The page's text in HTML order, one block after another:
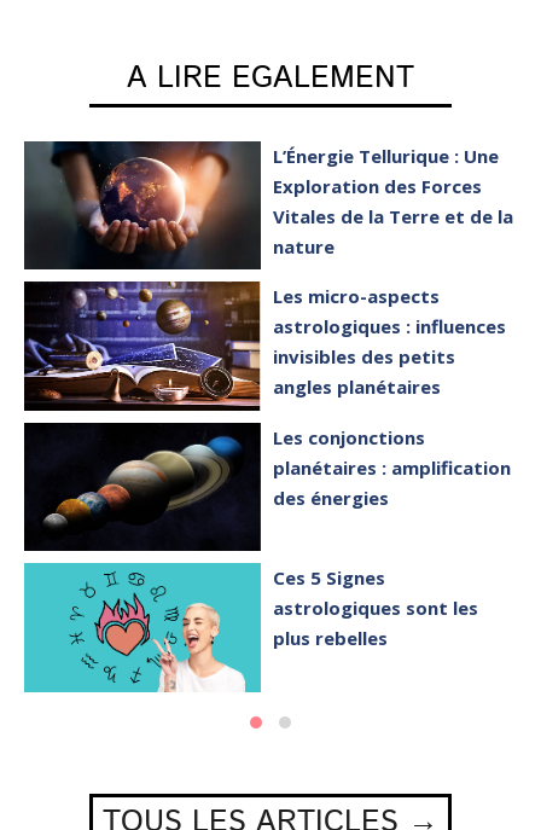
A LIRE EGALEMENT
L’Énergie Tellurique : Une
Exploration des Forces
Vitales de la Terre et de la
nature
Les micro-aspects
astrologiques : influences
invisibles des petits
angles planétaires
Les conjonctions
planétaires : amplification
des énergies
Ces 5 Signes
astrologiques sont les
plus rebelles